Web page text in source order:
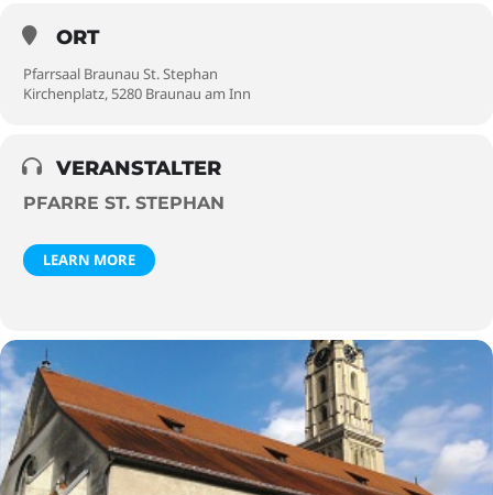
ORT
Pfarrsaal Braunau St. Stephan
Kirchenplatz, 5280 Braunau am Inn
VERANSTALTER
PFARRE ST. STEPHAN
LEARN MORE